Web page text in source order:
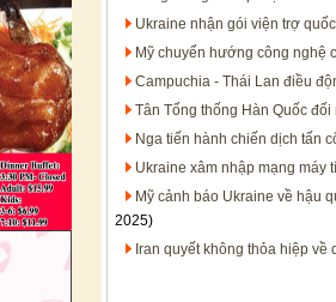
Ukraine nhận gói viện trợ
Mỹ chuyển hướng công nghệ
Campuchia - Thái Lan điều
Tân Tổng thống Hàn Quốc
Nga tiến hành chiến dịch tấn
Ukraine xâm nhập mạng máy
Mỹ cảnh báo Ukraine về hậu
2025)
Iran quyết không thỏa hiệp